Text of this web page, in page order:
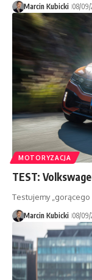
Marcin Kubicki 08/09/
MOTORYZACJA
TEST:
Testujemy
Marcin Kubicki 08/09/